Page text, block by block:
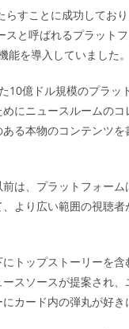
テ
ゴ
リ
ー:
すことに成功してお
と呼ばれるプラット
を導入していました。
10億ドル規模のプラ
にニュースルームの
る本物のコンテンツ
は、プラットフォー
より広い範囲の視聴
トップストーリーを
スソースが提案され
カード内の弾丸が好き